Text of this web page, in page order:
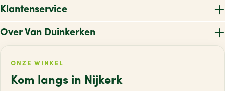
Klantenservice
Over Van Duinkerken
ONZE WINKEL
Kom langs in Nijkerk